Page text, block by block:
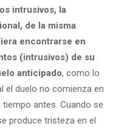
intrusivos, la
de la misma
encontrarse en
(intrusivos) de su
anticipado, como lo
el duelo no comienza en
antes. Cuando se
produce tristeza en el